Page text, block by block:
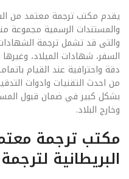
يقدم مكتب ترجمة معتمد من
والمستندات الرسمية مجموعة
والتى قد تشمل ترجمة
السفر، شهادات الميلاد،
دقة واحترافية عند القيام
من احدث التقنيات وادوات
بشكل كبير في ضمان قبول
وخارج البلاد.
مكتب ترجمة
البريطانية